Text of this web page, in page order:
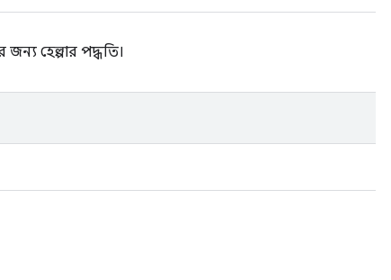
জন্য হেল্পার পদ্ধতি।